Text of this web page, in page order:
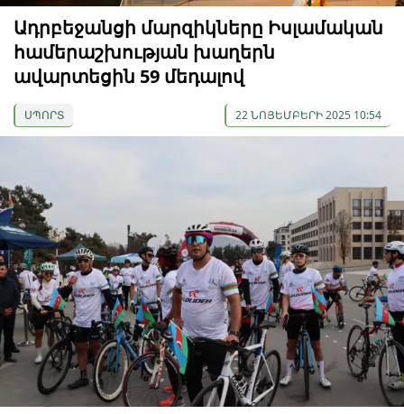
Ադրբեջանցի մարզիկները Իսլամական
համերաշխության խաղերն
ավարտեցին 59 մեդալով
ՍՊՈՐՏ 22 ՆՈՅԵՄԲԵՐԻ 2025 10:54